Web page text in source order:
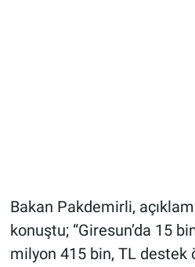
Bakan Pakdemirli,
konuştu; “Giresun’da 15
milyon 415 bin, TL destek